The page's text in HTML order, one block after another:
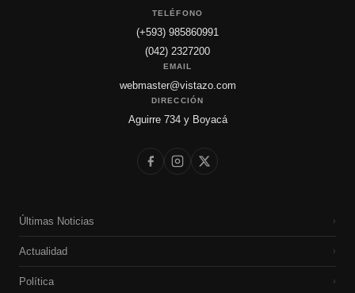
TELÉFONO
(+593) 985860991
(042) 2327200
EMAIL
webmaster@vistazo.com
DIRECCIÓN
Aguirre 734 y Boyacá
Últimas Noticias ›
Actualidad ›
Política ›